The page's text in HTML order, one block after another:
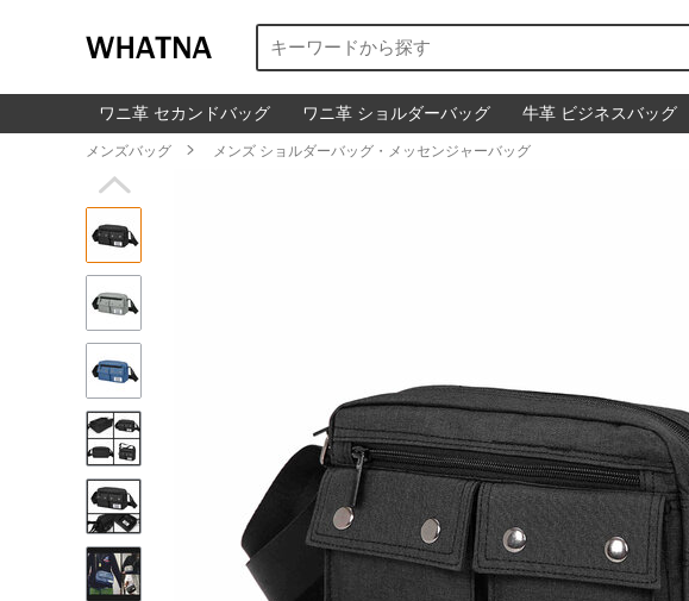
ワニ革 セカンドバッグ ワニ革 ショルダーバッグ 牛革 ビジネスバッグ
メンズバッグ  メンズ ショルダーバッグ・メッセンジャーバッグ
